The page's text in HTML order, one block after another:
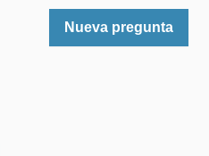
Nueva pregunta